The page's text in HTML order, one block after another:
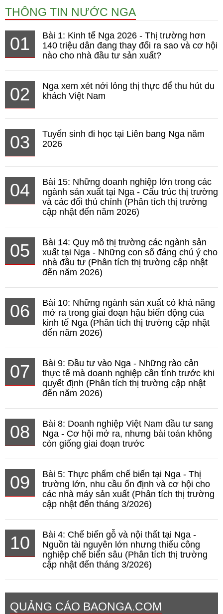
THÔNG TIN NƯỚC NGA
01
Bài 1: Kinh tế Nga 2026 - Thị trường hơn
140 triệu dân đang thay đổi ra sao và cơ hội
nào cho nhà đầu tư sản xuất?
02
Nga xem xét nới lỏng thị thực để thu hút du
khách Việt Nam
03
Tuyển sinh đi học tại Liên bang Nga năm
2026
04
Bài 15: Những doanh nghiệp lớn trong các
ngành sản xuất tại Nga - Cấu trúc thị trường
và các đối thủ chính (Phân tích thị trường
cập nhật đến năm 2026)
05
Bài 14: Quy mô thị trường các ngành sản
xuất tại Nga - Những con số đáng chú ý cho
nhà đầu tư (Phân tích thị trường cập nhật
đến năm 2026)
06
Bài 10: Những ngành sản xuất có khả năng
mở ra trong giai đoạn hậu biến động của
kinh tế Nga (Phân tích thị trường cập nhật
đến năm 2026)
07
Bài 9: Đầu tư vào Nga - Những rào cản
thực tế mà doanh nghiệp cần tính trước khi
quyết định (Phân tích thị trường cập nhật
đến năm 2026)
08
Bài 8: Doanh nghiệp Việt Nam đầu tư sang
Nga - Cơ hội mở ra, nhưng bài toán không
còn giống giai đoạn trước
09
Bài 5: Thực phẩm chế biến tại Nga - Thị
trường lớn, nhu cầu ổn định và cơ hội cho
các nhà máy sản xuất (Phân tích thị trường
cập nhật đến tháng 3/2026)
10
Bài 4: Chế biến gỗ và nội thất tại Nga -
Nguồn tài nguyên lớn nhưng thiếu công
nghiệp chế biến sâu (Phân tích thị trường
cập nhật đến tháng 3/2026)
QUẢNG CÁO BAONGA.COM